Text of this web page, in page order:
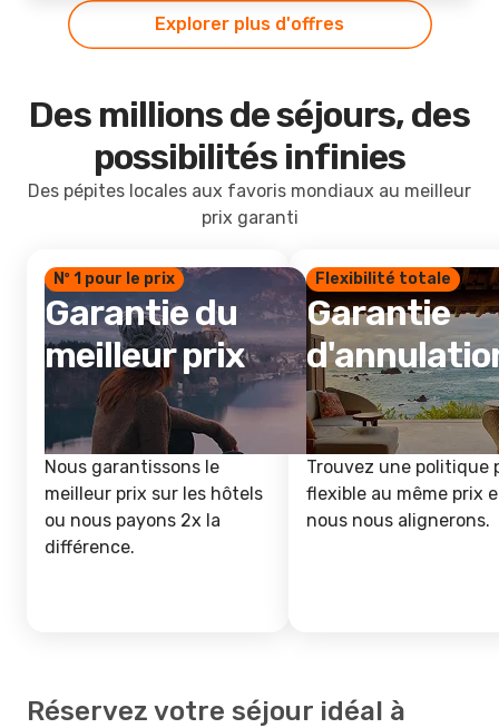
Explorer plus d'offres
Des millions de séjours, des
possibilités infinies
Des pépites locales aux favoris mondiaux au meilleur
prix garanti
Nº 1 pour le prix
Garantie du
meilleur prix
Nous garantissons le
meilleur prix sur les hôtels
ou nous payons 2x la
différence.
Flexibilité totale
Garantie
Trouvez une politique
flexible au même prix
nous nous alignerons.
Réservez votre séjour idéal à